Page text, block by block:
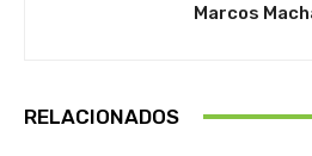
Marcos
RELACIONADOS